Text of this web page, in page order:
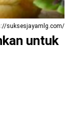
suksesjayamlg.com/
untuk